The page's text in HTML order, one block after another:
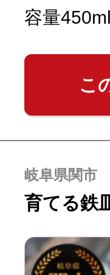
容量450ml
こ
岐阜県関市
育てる鉄